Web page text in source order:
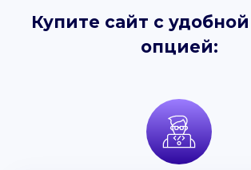
Купите сайт с
опцией: